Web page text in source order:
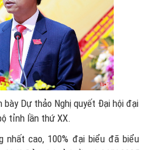
Dự thảo Nghị quyết Đại hội đại
tỉnh lần thứ XX.
nhất cao, 100% đại biểu đã biểu